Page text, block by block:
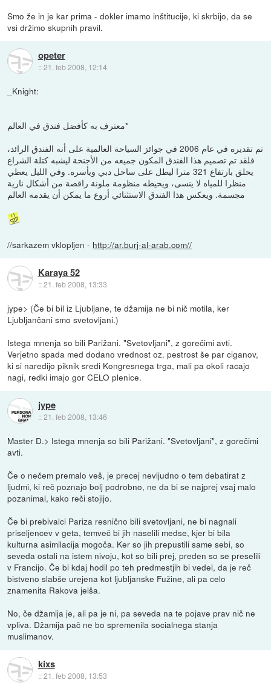
Smo že in je kar prima - dokler imamo inštitucije, ki skrbijo, da se
vsi držimo skupnih pravil.
opeter
::21. feb 2008, 12:14
_Knight:
معترف به كأفضل فندق في العالم*
تم تقديره في عام 2006 في جوائز السياحة العالمية على أنه الفندق الرائد،
فلقد تم تصميم هذا الفندق المكون جميعه من الأجنحة ليشبه كتلة الشراع
يحلق بارتفاع 321 مترا ليطل على ساحل دبي ويأسره. وفي الليل يعطي
منظرا للمياه لا ينسى، ويحيطه منظومة ملونة راقصة من أشكال نارية
مجسمة. ويعكس هذا الفندق الاستثنائي أروع ما يمكن أن يقدمه العالم
//sarkazem vklopljen - http://ar.burj-al-arab.com//
Karaya 52
::21. feb 2008, 13:33
jype> (Če bi bil iz Ljubljane, te džamija ne bi nič motila, ker
Ljubljančani smo svetovljani.)
Istega mnenja so bili Parižani. "Svetovljani", z gorečimi avti.
Verjetno spada med dodano vrednost oz. pestrost še par ciganov,
ki si naredijo piknik sredi Kongresnega trga, mali pa okoli racajo
nagi, redki imajo gor CELO plenice.
jype
::21. feb 2008, 13:46
Master D.> Istega mnenja so bili Parižani. "Svetovljani", z gorečimi
avti.
Če o nečem premalo veš, je precej nevljudno o tem debatirat z
ljudmi, ki reč poznajo bolj podrobno, ne da bi se najprej vsaj malo
pozanimal, kako reči stojijo.
Če bi prebivalci Pariza resnično bili svetovljani, ne bi nagnali
priseljencev v geta, temveč bi jih naselili medse, kjer bi bila
kulturna asimilacija mogoča. Ker so jih prepustili same sebi, so
seveda ostali na istem nivoju, kot so bili prej, preden so se preselili
v Francijo. Če bi kdaj hodil po teh predmestjih bi vedel, da je reč
bistveno slabše urejena kot ljubljanske Fužine, ali pa celo
znamenita Rakova jelša.
No, če džamija je, ali pa je ni, pa seveda na te pojave prav nič ne
vpliva. Džamija pač ne bo spremenila socialnega stanja
muslimanov.
kixs
::21. feb 2008, 13:53